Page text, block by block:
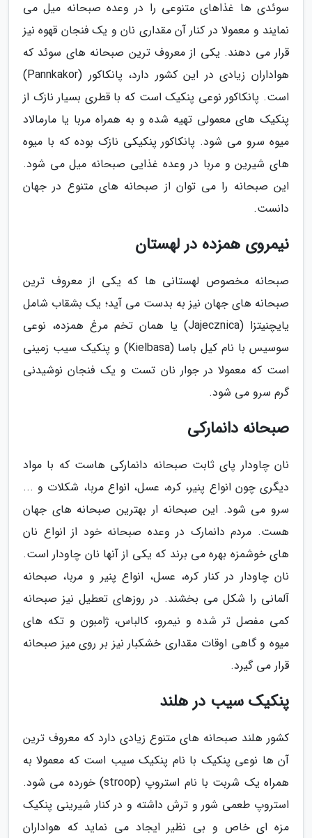
سوئدی ها غذاهای متنوعی را در وعده صبحانه میل می
نمایند و معمولا در کنار آن مقداری نان و یک فنجان قهوه نیز
قرار می دهند. یکی از معروف ترین صبحانه های سوئد که
هواداران زیادی در این کشور دارد، پانکاکور (Pannkakor)
است. پانکاکور نوعی پنکیک است که با قطری بسیار نازک از
پنکیک های معمولی تهیه شده و به همراه مربا یا مارمالاد
میوه سرو می شود. پانکاکور پنکیکی نازک بوده که با میوه
های شیرین و مربا در وعده غذایی صبحانه میل می شود.
این صبحانه را می توان از صبحانه های متنوع در جهان
دانست.
نیمروی همزده در لهستان
صبحانه مخصوص لهستانی ها که یکی از معروف ترین
صبحانه های جهان نیز به بدست می آید؛ یک بشقاب شامل
یایچنیتزا (Jajecznica) یا همان تخم مرغ همزده، نوعی
سوسیس با نام کیل باسا (Kielbasa) و پنکیک سیب زمینی
است که معمولا در جوار نان تست و یک فنجان نوشیدنی
گرم سرو می شود.
صبحانه دانمارکی
نان چاودار پای ثابت صبحانه دانمارکی هاست که با مواد
دیگری چون انواع پنیر، کره، عسل، انواع مربا، شکلات و ...
سرو می شود. این صبحانه ار بهترین صبحانه های جهان
هست. مردم دانمارک در وعده صبحانه خود از انواع نان
های خوشمزه بهره می برند که یکی از آنها نان چاودار است.
نان چاودار در کنار کره، عسل، انواع پنیر و مربا، صبحانه
آلمانی را شکل می بخشند. در روزهای تعطیل نیز صبحانه
کمی مفصل تر شده و نیمرو، کالباس، ژامبون و تکه های
میوه و گاهی اوقات مقداری خشکبار نیز بر روی میز صبحانه
قرار می گیرد.
پنکیک سیب در هلند
کشور هلند صبحانه های متنوع زیادی دارد که معروف ترین
آن ها نوعی پنکیک با نام پنکیک سیب است که معمولا به
همراه یک شربت با نام استروپ (stroop) خورده می شود.
استروپ طعمی شور و ترش داشته و در کنار شیرینی پنکیک
مزه ای خاص و بی نظیر ایجاد می نماید که هواداران